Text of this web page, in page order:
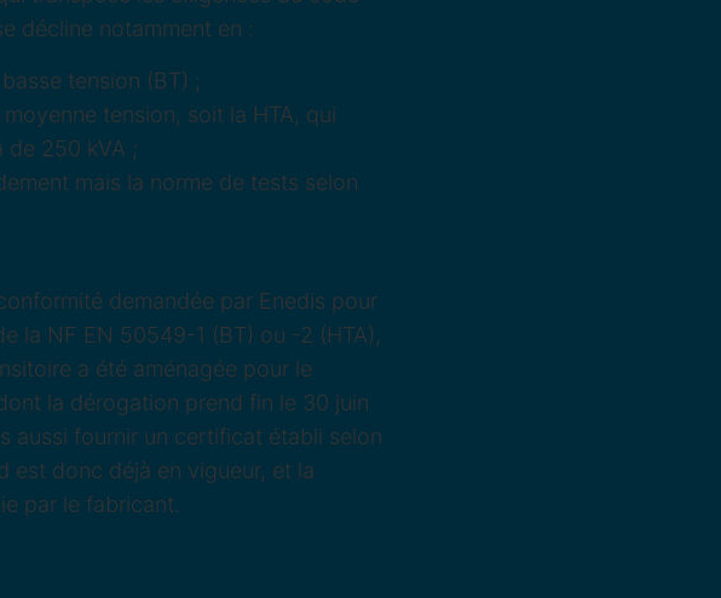
décline notamment en :
tension (BT) ;
tension, soit la HTA, qui
de 250 kVA ;
mais la norme de tests selon
demandée par Enedis pour
la NF EN 50549-1 (BT) ou -2 (HTA),
a été aménagée pour le
la dérogation prend fin le 30 juin
aussi fournir un certificat établi selon
est donc déjà en vigueur, et la
par le fabricant.